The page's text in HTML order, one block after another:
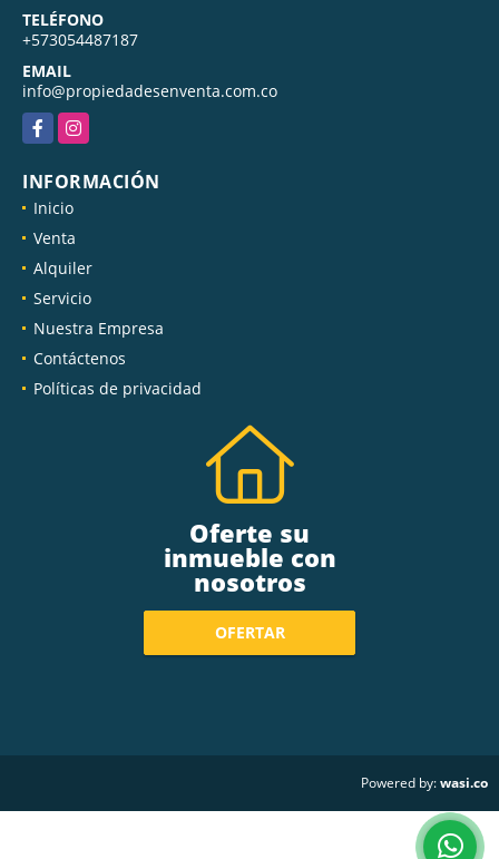
TELÉFONO
+573054487187
EMAIL
info@propiedadesenventa.com.co
FacebookInstagram
INFORMACIÓN
Inicio
Venta
Alquiler
Servicio
Nuestra Empresa
Contáctenos
Políticas de privacidad
Oferte su
inmueble con
nosotros
OFERTAR
Powered by:wasi.co